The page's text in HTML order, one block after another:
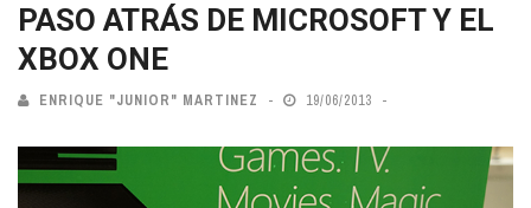
PASO ATRÁS DE MICROSOFT Y EL
XBOX ONE
ENRIQUE "JUNIOR" MARTINEZ 19/06/2013